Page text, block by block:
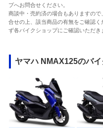
プへお問合せください。
商談中・売約済の場合もありますの
合せの上、該当商品の有無をご確認
ず各バイクショップにご確認いただき
ヤマハ NMAX125のバ